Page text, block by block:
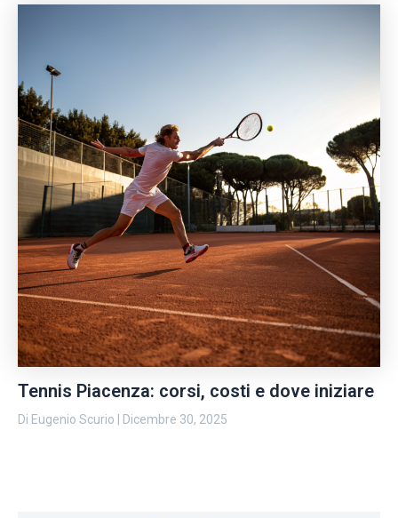
Tennis Piacenza: corsi, costi e dove iniziare
Di Eugenio Scurio Dicembre 30, 2025